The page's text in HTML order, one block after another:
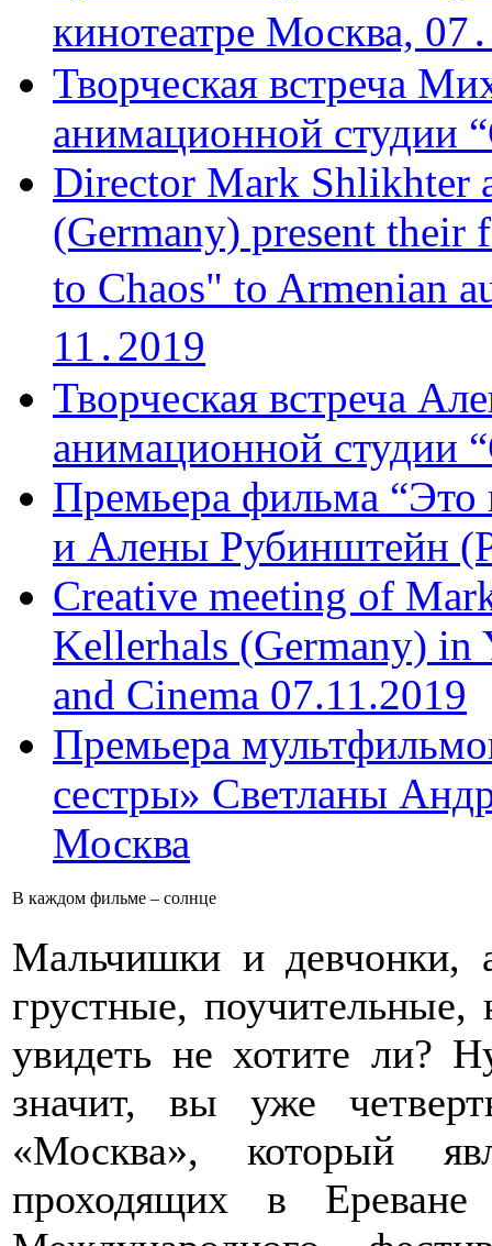
кинотеатре Москва,
Творческая встреча
анимационной студии
Director Mark Shlikhter
(Germany) present
to Chaos" to Armenian
11․2019
Творческая встреча
анимационной студии
Премьера фильма “Это
и Алены Рубинштейн
Creative meeting of
Kellerhals (Germany) in
and Cinema 07.11.2019
Премьера
сестры» Светланы
Москва
В каждом фильме – солнце
Мальчишки и девчонки,
грустные, поучительные,
увидеть не хотите ли?
значит, вы уже
«Москва», который
проходящих в